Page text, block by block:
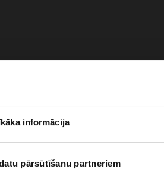
informācija
pārsūtīšanu partneriem